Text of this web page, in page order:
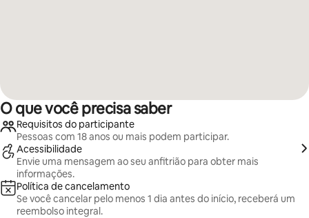
O que você precisa saber
Requisitos do participante
Pessoas com 18 anos ou mais podem participar.
Acessibilidade
Envie uma mensagem ao seu anfitrião para obter mais
informações.
Política de cancelamento
Se você cancelar pelo menos 1 dia antes do início, receberá um
reembolso integral.